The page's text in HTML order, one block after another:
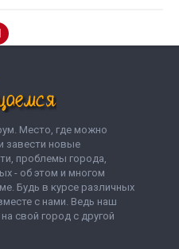
Место, где можно
завести новые
проблемы города,
- об этом и многом
Будь в курсе различных
с нами. Ведь наш
свой город с другой